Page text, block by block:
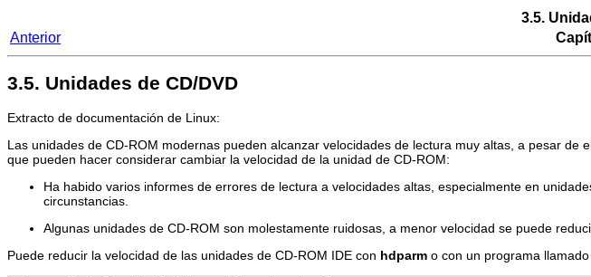
3.5.
Anterior
3.5. Unidades de CD/DVD
Extracto de documentación de Linux:
Las unidades de CD-ROM modernas pueden alcanzar velocidades de lectura muy altas, a pesar
que pueden hacer considerar cambiar la velocidad de la unidad de CD-ROM:
Ha habido varios informes de errores de lectura a velocidades altas, especialmente en
circunstancias.
Algunas unidades de CD-ROM son molestamente ruidosas, a menor velocidad se puede
Puede reducir la velocidad de las unidades de CD-ROM IDE con hdparm o con un programa llamado